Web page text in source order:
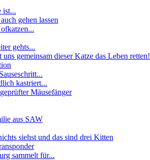
ist...
gehen lassen
gehts...
gemeinsam dieser Katze das Leben retten!
kastriert...
Mäusefänger
aus SAW
siehst und das sind drei Kitten
sammelt für...